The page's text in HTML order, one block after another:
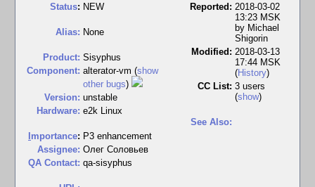
Status: NEW
Alias: None
Product: Sisyphus
Component: alterator-vm (show
other bugs)
Version: unstable
Hardware: e2k Linux
mportance: P3 enhancement
Assignee: Олег Соловьев
QA Contact: qa-sisyphus
Reported: 2018-03-02
13:23 MSK
by Michael
Shigorin
Modified: 2018-03-13
17:44 MSK
(History)
CC List: 3 users
(show)
See Also: